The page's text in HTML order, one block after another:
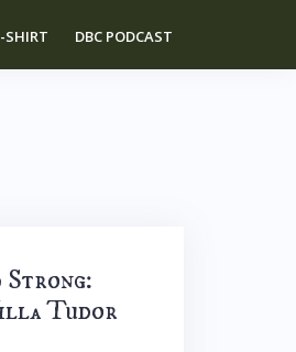
SHIRT DBC PODCAST
Strong:
Tudor